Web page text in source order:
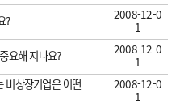
?
2008-12-0
1
요해 지나요?
2008-12-0
1
비상장기업은 어떤
2008-12-0
1